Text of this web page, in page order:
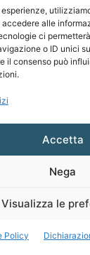
esperienze,
alle
ci
o ID unici
il consenso può
Accetta
Nega
Visualizza le
Policy